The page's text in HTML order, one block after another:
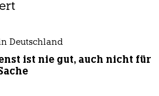
Deutschland
ist nie gut, auch nicht für